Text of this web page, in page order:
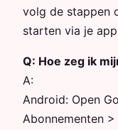
volg de stappen
starten via je
Q: Hoe zeg ik
A:
Android: Open
Abonnementen